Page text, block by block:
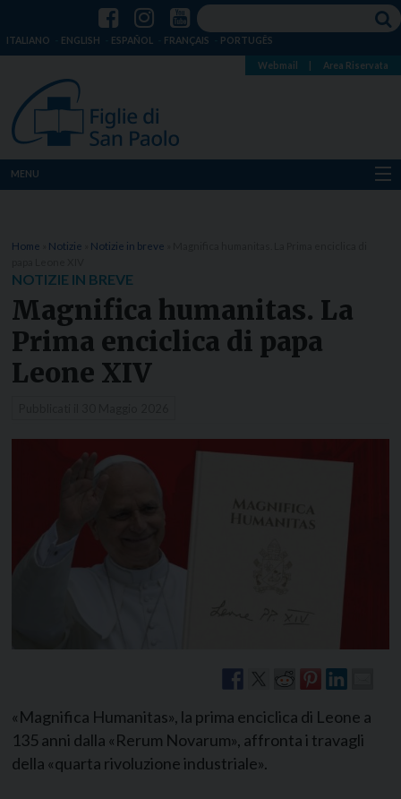
ITALIANO ENGLISH ESPAÑOL FRANÇAIS PORTUGÊS
Webmail Area Riservata
MENU
Dove siamo
Notizie
Risorse
Media
Home Notizie Notizie in breve
NOTIZIE IN BREVE
Magnifica humanitas. La
Prima enciclica di papa
Leone XIV
«Magnifica Humanitas», la prima enciclica di Leone a
135 anni dalla «Rerum Novarum», affronta i travagli
della «quarta rivoluzione industriale».